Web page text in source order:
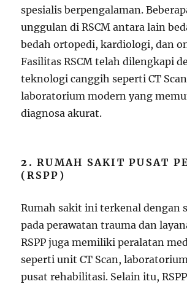
spesialis berpengalaman.
unggulan di RSCM antara lain
bedah ortopedi, kardiologi, dan
Fasilitas RSCM telah dilengkapi
teknologi canggih seperti CT
laboratorium modern yang
diagnosa akurat.
2.RUMAH SAKIT PUSAT
(RSPP)
Rumah sakit ini terkenal dengan
pada perawatan trauma dan
RSPP juga memiliki peralatan
seperti unit CT Scan,
pusat rehabilitasi. Selain itu,